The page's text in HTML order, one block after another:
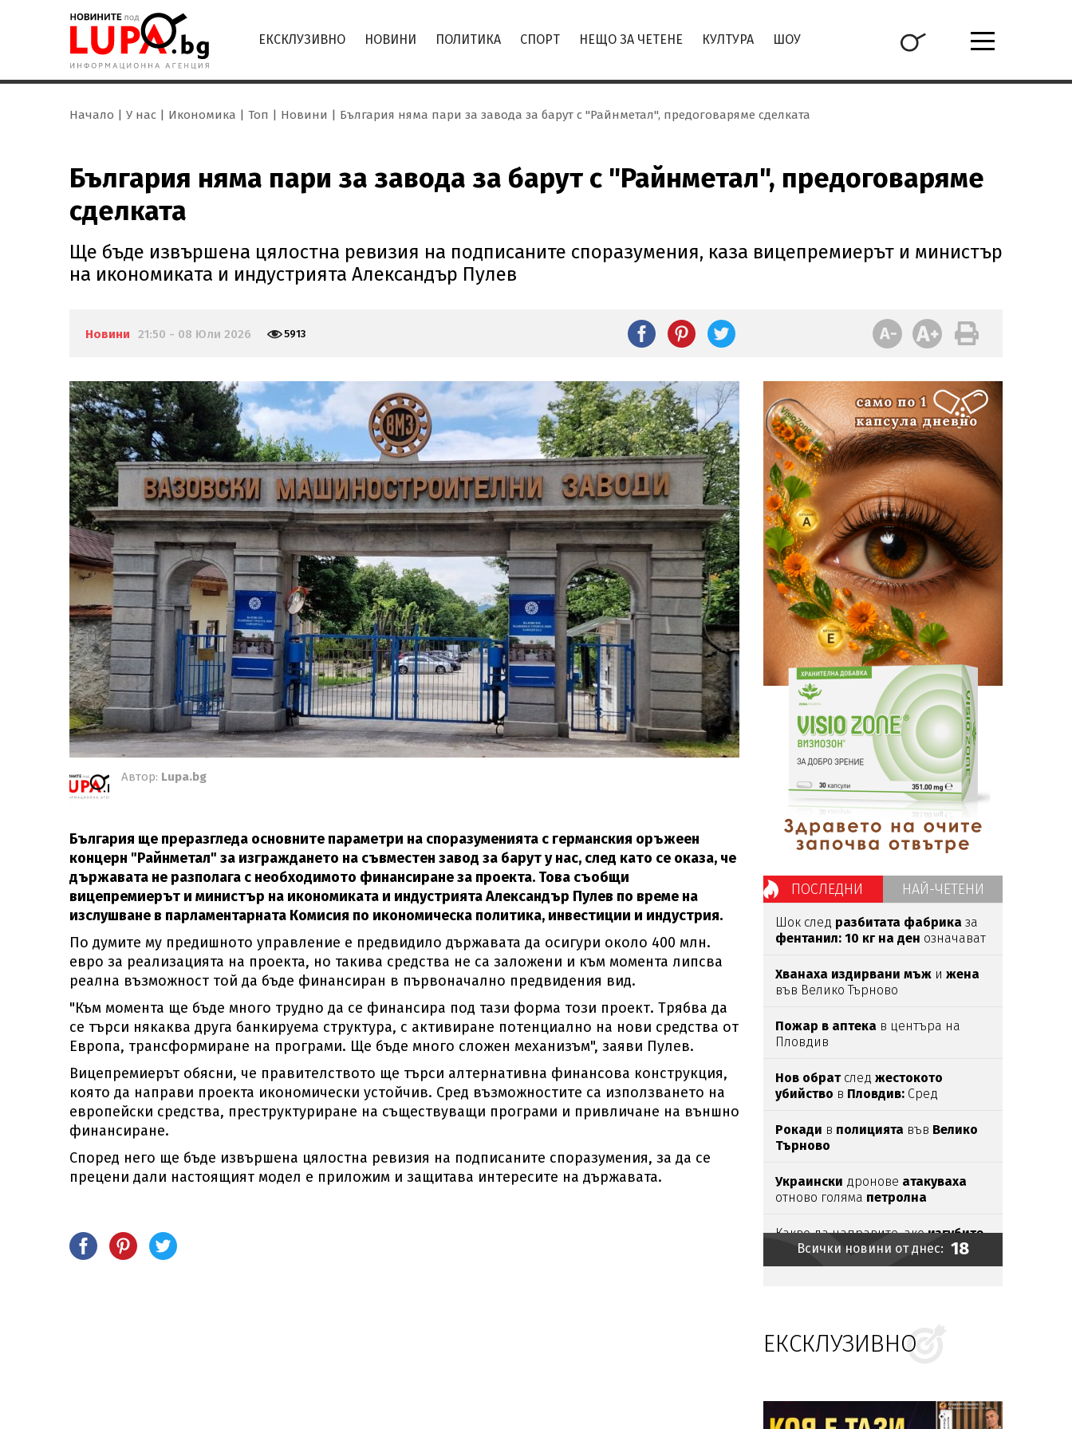
ЕКСКЛУЗИВНО НОВИНИ ПОЛИТИКА СПОРТ НЕЩО ЗА ЧЕТЕНЕ КУЛТУРА ШОУ
Начало У нас Икономика Топ Новини България няма пари за завода за барут с "Райнметал", предоговаряме сделката
България няма пари за завода за барут с "Райнметал", предоговаряме
сделката
Ще бъде извършена цялостна ревизия на подписаните споразумения, каза вицепремиерът и министър
на икономиката и индустрията Александър Пулев
Новини 21:50 - 08 Юли 2026 5913
Автор: Lupa.bg
България ще преразгледа основните параметри на споразуменията с германския оръжеен
концерн "Райнметал" за изграждането на съвместен завод за барут у нас, след като се оказа, че
държавата не разполага с необходимото финансиране за проекта. Това съобщи
вицепремиерът и министър на икономиката и индустрията Александър Пулев по време на
изслушване в парламентарната Комисия по икономическа политика, инвестиции и индустрия.
По думите му предишното управление е предвидило държавата да осигури около 400 млн.
евро за реализацията на проекта, но такива средства не са заложени и към момента липсва
реална възможност той да бъде финансиран в първоначално предвидения вид.
"Към момента ще бъде много трудно да се финансира под тази форма този проект. Трябва да
се търси някаква друга банкируема структура, с активиране потенциално на нови средства от
Европа, трансформиране на програми. Ще бъде много сложен механизъм", заяви Пулев.
Вицепремиерът обясни, че правителството ще търси алтернативна финансова конструкция,
която да направи проекта икономически устойчив. Сред възможностите са използването на
европейски средства, преструктуриране на съществуващи програми и привличане на външно
финансиране.
Според него ще бъде извършена цялостна ревизия на подписаните споразумения, за да се
прецени дали настоящият модел е приложим и защитава интересите на държавата.
ПОСЛЕДНИ НАЙ-ЧЕТЕНИ
Шок след разбитата фабрика за
фентанил: 10 кг на ден означават
Хванаха издирвани мъж и жена
във Велико Търново
Пожар в аптека в центъра на
Пловдив
Нов обрат след жестокото
убийство в Пловдив: Сред
Рокади в полицията във Велико
Търново
Украински дронове атакуваха
отново голяма петролна
Какво да направите, акоизгубите
личнитесидокументивчужбина
Нефтен разливкрайОман
заплашва секокатастрофа
Пловдиве отКричим
Всички новини от днес: 18
ЕКСКЛУЗИВНО